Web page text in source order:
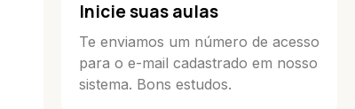
Inicie suas aulas
Te enviamos um número de acesso
para o e-mail cadastrado em nosso
sistema. Bons estudos.